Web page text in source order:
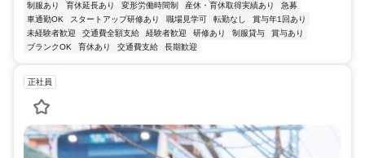
制服あり 育休延長あり 変形労働時間制 産休・育休取得実績あり
急募
車通勤OK
スタートアップ研修あり 職場見学可 転勤なし
賞与年1回あり
未経験者歓迎
交通費全額支給 経験者歓迎 研修あり 制服貸与
賞与あり
ブランクOK
育休あり 交通費支給 長期歓迎
正社員